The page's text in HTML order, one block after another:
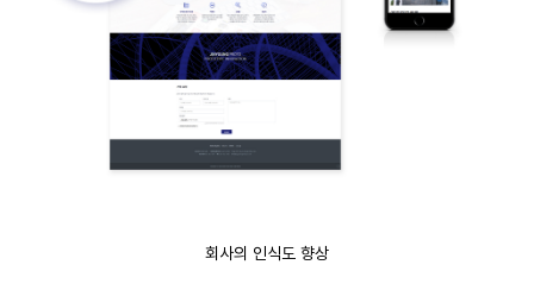
회사의 인식도 향상